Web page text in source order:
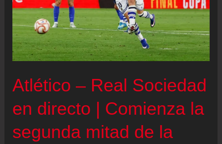
Atlético – Real Sociedad
en directo | Comienza la
segunda mitad de la